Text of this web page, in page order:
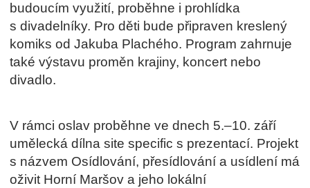
budoucím využití, proběhne i prohlídka
s divadelníky. Pro děti bude připraven kreslený
komiks od Jakuba Plachého. Program zahrnuje
také výstavu proměn krajiny, koncert nebo
divadlo.
V rámci oslav proběhne ve dnech 5.–10. září
umělecká dílna site specific s prezentací. Projekt
s názvem Osídlování, přesídlování a usídlení má
oživit Horní Maršov a jeho lokální